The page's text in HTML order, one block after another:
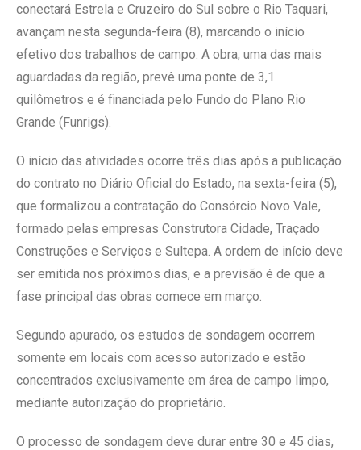
conectará Estrela e Cruzeiro do Sul sobre o Rio Taquari,
avançam nesta segunda-feira (8), marcando o início
efetivo dos trabalhos de campo. A obra, uma das mais
aguardadas da região, prevê uma ponte de 3,1
quilômetros e é financiada pelo Fundo do Plano Rio
Grande (Funrigs).
O início das atividades ocorre três dias após a publicação
do contrato no Diário Oficial do Estado, na sexta-feira (5),
que formalizou a contratação do Consórcio Novo Vale,
formado pelas empresas Construtora Cidade, Traçado
Construções e Serviços e Sultepa. A ordem de início deve
ser emitida nos próximos dias, e a previsão é de que a
fase principal das obras comece em março.
Segundo apurado, os estudos de sondagem ocorrem
somente em locais com acesso autorizado e estão
concentrados exclusivamente em área de campo limpo,
mediante autorização do proprietário.
O processo de sondagem deve durar entre 30 e 45 dias,